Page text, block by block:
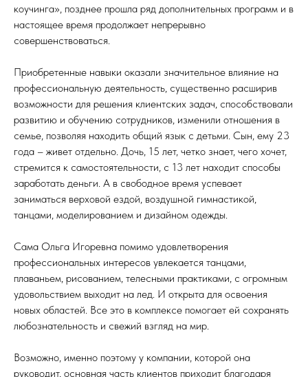
коучинга», позднее прошла ряд дополнительных программ и в
настоящее время продолжает непрерывно
совершенствоваться.
Приобретенные навыки оказали значительное влияние на
профессиональную деятельность, существенно расширив
возможности для решения клиентских задач, способствовали
развитию и обучению сотрудников, изменили отношения в
семье, позволяя находить общий язык с детьми. Сын, ему 23
года – живет отдельно. Дочь, 15 лет, четко знает, чего хочет,
стремится к самостоятельности, с 13 лет находит способы
заработать деньги. А в свободное время успевает
заниматься верховой ездой, воздушной гимнастикой,
танцами, моделированием и дизайном одежды.
Сама Ольга Игоревна помимо удовлетворения
профессиональных интересов увлекается танцами,
плаваньем, рисованием, телесными практиками, с огромным
удовольствием выходит на лед. И открыта для освоения
новых областей. Все это в комплексе помогает ей сохранять
любознательность и свежий взгляд на мир.
Возможно, именно поэтому у компании, которой она
руководит, основная часть клиентов приходит благодаря